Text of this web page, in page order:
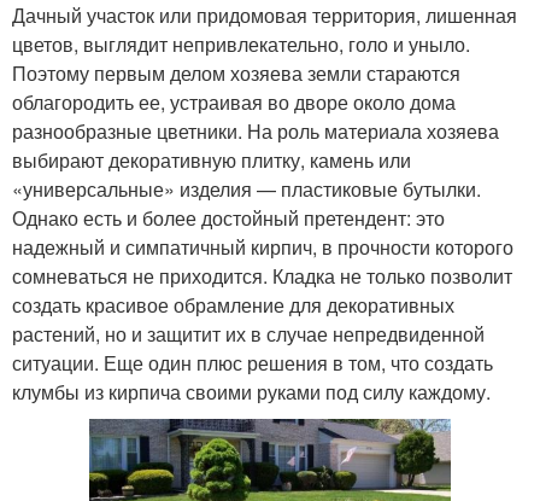
Дачный участок или придомовая территория, лишенная
цветов, выглядит непривлекательно, голо и уныло.
Поэтому первым делом хозяева земли стараются
облагородить ее, устраивая во дворе около дома
разнообразные цветники. На роль материала хозяева
выбирают декоративную плитку, камень или
«универсальные» изделия — пластиковые бутылки.
Однако есть и более достойный претендент: это
надежный и симпатичный кирпич, в прочности которого
сомневаться не приходится. Кладка не только позволит
создать красивое обрамление для декоративных
растений, но и защитит их в случае непредвиденной
ситуации. Еще один плюс решения в том, что создать
клумбы из кирпича своими руками под силу каждому.